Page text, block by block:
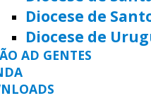
Diocese de
Diocese de
AD GENTES